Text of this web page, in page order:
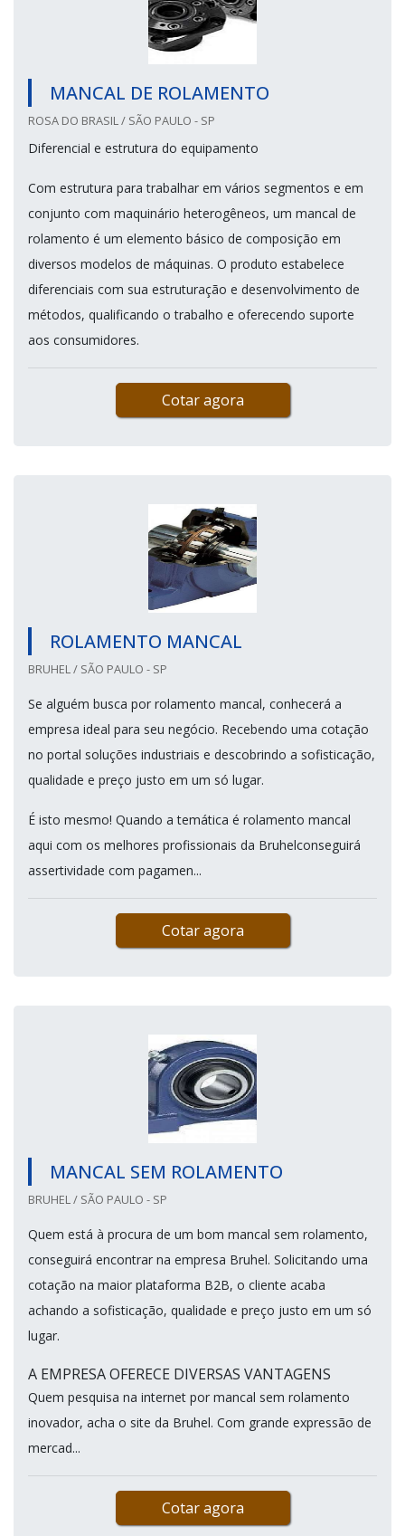
MANCAL DE ROLAMENTO
ROSA DO BRASIL / SÃO PAULO - SP
Diferencial e estrutura do equipamento
Com estrutura para trabalhar em vários segmentos e em
conjunto com maquinário heterogêneos, um mancal de
rolamento é um elemento básico de composição em
diversos modelos de máquinas. O produto estabelece
diferenciais com sua estruturação e desenvolvimento de
métodos, qualificando o trabalho e oferecendo suporte
aos consumidores.
Cotar agora
ROLAMENTO MANCAL
BRUHEL / SÃO PAULO - SP
Se alguém busca por rolamento mancal, conhecerá a
empresa ideal para seu negócio. Recebendo uma cotação
no portal soluções industriais e descobrindo a sofisticação,
qualidade e preço justo em um só lugar.
É isto mesmo! Quando a temática é rolamento mancal
aqui com os melhores profissionais da Bruhelconseguirá
assertividade com pagamen...
Cotar agora
MANCAL SEM ROLAMENTO
BRUHEL / SÃO PAULO - SP
Quem está à procura de um bom mancal sem rolamento,
conseguirá encontrar na empresa Bruhel. Solicitando uma
cotação na maior plataforma B2B, o cliente acaba
achando a sofisticação, qualidade e preço justo em um só
lugar.
A EMPRESA OFERECE DIVERSAS VANTAGENS
Quem pesquisa na internet por mancal sem rolamento
inovador, acha o site da Bruhel. Com grande expressão de
mercad...
Cotar agora